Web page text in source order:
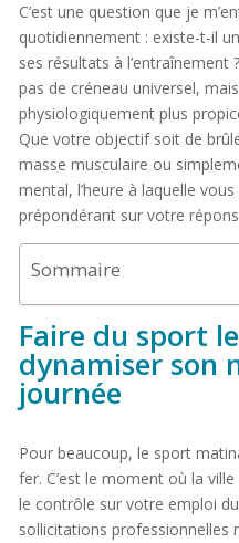
C’est une question que je
quotidiennement : existe-t-il
ses résultats à l’entraînement
pas de créneau universel,
physiologiquement plus
Que votre objectif soit de
masse musculaire ou
mental, l’heure à laquelle
prépondérant sur votre
Sommaire
Faire du sport
dynamiser son
journée
Pour beaucoup, le sport
fer. C’est le moment où la
le contrôle sur votre emploi
sollicitations professionnelles